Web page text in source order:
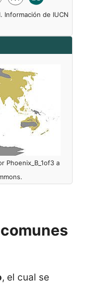
Información de IUCN
Phoenix_B_1of3 a
, el cual se